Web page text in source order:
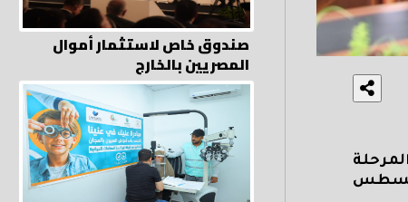
2025 "النظام الفردي"، والمقرر إجراؤها يومي الأربعاء والخميس 27 و28 أغسطس
صندوق خاص لاستثمار أموال
المصريين بالخارج